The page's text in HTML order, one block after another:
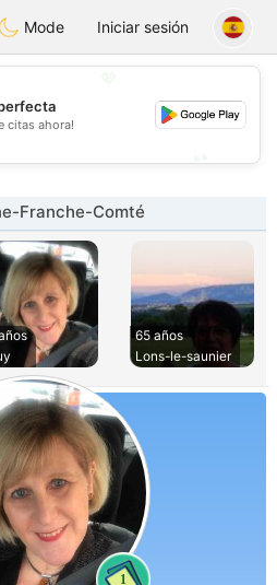
JTaimerais
Mode Iniciar sesión
citas ahora!
Franche-Comté
65 años
Lons-le-saunier
1